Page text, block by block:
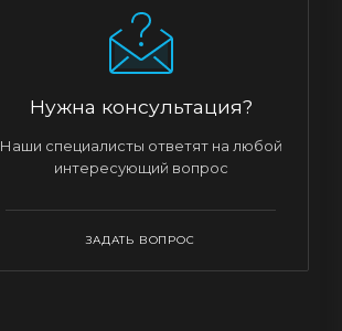
Нужна консультация?
Наши специалисты ответят на любой
интересующий вопрос
ЗАДАТЬ ВОПРОС